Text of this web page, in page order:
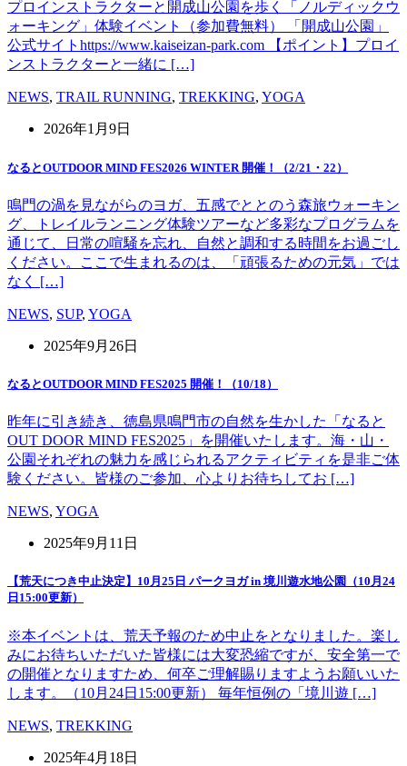
プロインストラクターと開成山公園を歩く「ノルディックウ
ォーキング」体験イベント（参加費無料） 「開成山公園」
公式サイトhttps://www.kaiseizan-park.com 【ポイント】プロイ
ンストラクターと一緒に […]
NEWS, TRAIL RUNNING, TREKKING, YOGA
2026年1月9日
なるとOUTDOOR MIND FES2026 WINTER 開催！（2/21・22）
鳴門の渦を見ながらのヨガ、五感でととのう森旅ウォーキン
グ、トレイルランニング体験ツアーなど多彩なプログラムを
通じて、日常の喧騒を忘れ、自然と調和する時間をお過ごし
ください。ここで生まれるのは、「頑張るための元気」では
なく […]
NEWS, SUP, YOGA
2025年9月26日
なるとOUTDOOR MIND FES2025 開催！（10/18）
昨年に引き続き、徳島県鳴門市の自然を生かした「なると
OUT DOOR MIND FES2025」を開催いたします。海・山・
公園それぞれの魅力を感じられるアクティビティを是非ご体
験ください。皆様のご参加、心よりお待ちしてお […]
NEWS, YOGA
2025年9月11日
【荒天につき中止決定】10月25日 パークヨガ in 境川遊水地公園（10月24
日15:00更新）
※本イベントは、荒天予報のため中止をとなりました。楽し
みにお待ちいただいた皆様には大変恐縮ですが、安全第一で
の開催となりますため、何卒ご理解賜りますようお願いいた
します。（10月24日15:00更新） 毎年恒例の「境川遊 […]
NEWS, TREKKING
2025年4月18日